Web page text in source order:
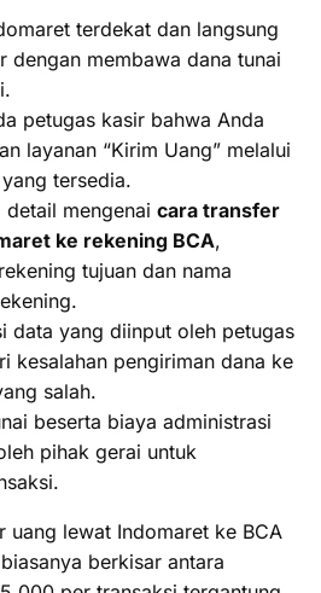
terdekat dan langsung
dengan membawa dana tunai
petugas kasir bahwa Anda
layanan “Kirim Uang” melalui
tersedia.
mengenai cara transfer
ke rekening BCA,
tujuan dan nama
data yang diinput oleh petugas
kesalahan pengiriman dana ke
salah.
beserta biaya administrasi
pihak gerai untuk
uang lewat Indomaret ke BCA
berkisar antara